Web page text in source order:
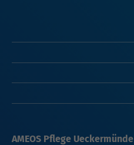
AMEOS Pflege Ueckermünde